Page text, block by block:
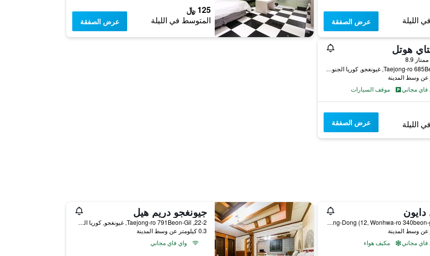
الليلة عرض الصفقة
125 ﷼
المتوسط في الليلة عرض الصفقة
هوتل
ممتاز 8.9
42, Taejong-ro 685Beon-Gil, غيونغجو, كوريا الجنوبية
فاي مجاني
موقف السيارات
الليلة عرض الصفقة
175-17 Seongdong-Dong (12, Wonhwa-ro 340beon-gil), غيونغجو, كوريا الجنوبية
فاي مجاني
مكيف هواء
جيونغجو دريم هيل
22-2, Taejong-ro 791Beon-Gil, غيونغجو, كوريا الجنوبية
0.3 كيلومتر عن وسط المدينة
واي فاي مجاني